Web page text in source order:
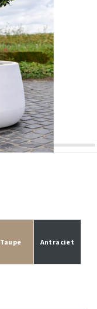
Taupe Antraciet